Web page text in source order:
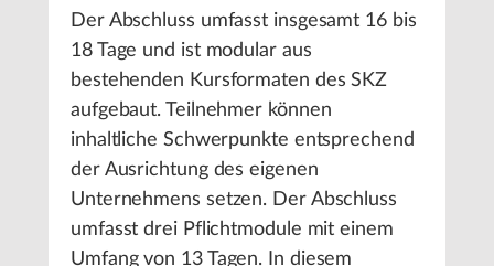
Der Abschluss umfasst insgesamt 16 bis
18 Tage und ist modular aus
bestehenden Kursformaten des SKZ
aufgebaut. Teilnehmer können
inhaltliche Schwerpunkte entsprechend
der Ausrichtung des eigenen
Unternehmens setzen. Der Abschluss
umfasst drei Pflichtmodule mit einem
Umfang von 13 Tagen. In diesem